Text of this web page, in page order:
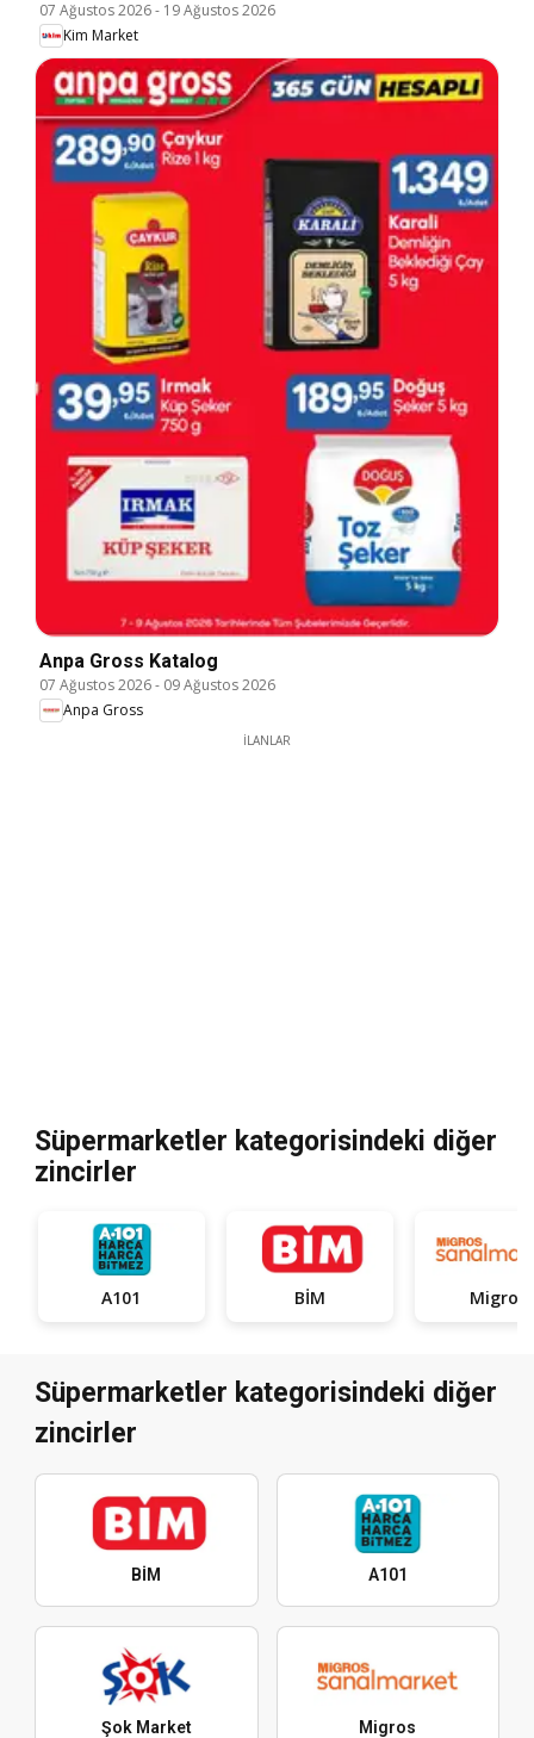
07 Ağustos 2026- 19 Ağustos 2026
Kim Market
Anpa Gross Katalog
07 Ağustos 2026- 09 Ağustos 2026
Anpa Gross
İLANLAR
Süpermarketler kategorisindeki diğer
zincirler
A101 BİM Migros
Süpermarketler kategorisindeki diğer
zincirler
BİM A101
Şok Market Migros